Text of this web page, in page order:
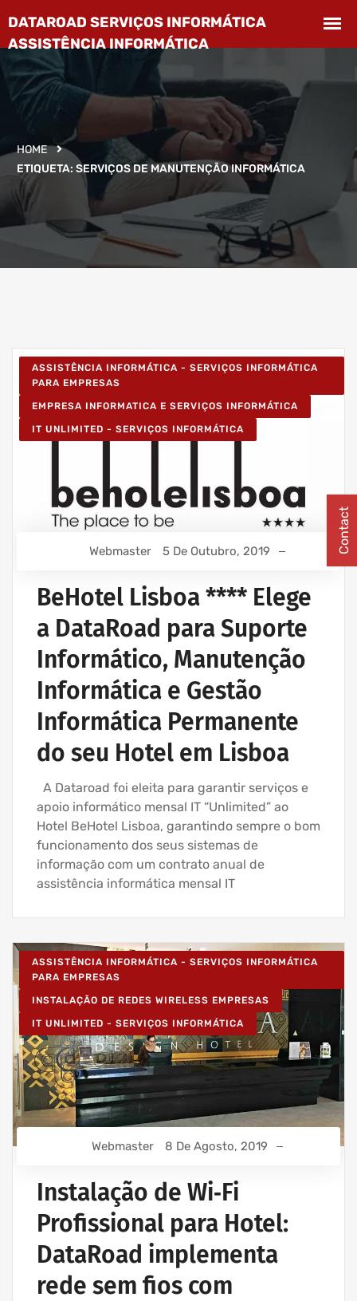
HOME
ETIQUETA: SERVIÇOS DE MANUTENÇÃO INFORMÁTICA
ASSISTÊNCIA INFORMÁTICA - SERVIÇOS INFORMÁTICA
PARA EMPRESAS
EMPRESA INFORMATICA E SERVIÇOS INFORMÁTICA
IT UNLIMITED - SERVIÇOS INFORMÁTICA
Webmaster 5 De Outubro, 2019
BeHotel Lisboa **** Elege
a DataRoad para Suporte
Informático, Manutenção
Informática e Gestão
Informática Permanente
do seu Hotel em Lisboa
A Dataroad foi eleita para garantir serviços e
apoio informático mensal IT “Unlimited” ao
Hotel BeHotel Lisboa, garantindo sempre o bom
funcionamento dos seus sistemas de
informação com um contrato anual de
assistência informática mensal IT
ASSISTÊNCIA INFORMÁTICA - SERVIÇOS INFORMÁTICA
PARA EMPRESAS
INSTALAÇÃO DE REDES WIRELESS EMPRESAS
IT UNLIMITED - SERVIÇOS INFORMÁTICA
Webmaster 8 De Agosto, 2019
Instalação de Wi‑Fi
Profissional para Hotel:
DataRoad implementa
rede sem fios com
Contact